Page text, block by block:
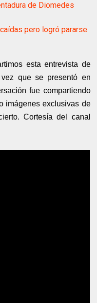
de Diomedes
pero logró pararse
esta entrevista de
que se presentó en
fue compartiendo
imágenes exclusivas de
Cortesía del canal